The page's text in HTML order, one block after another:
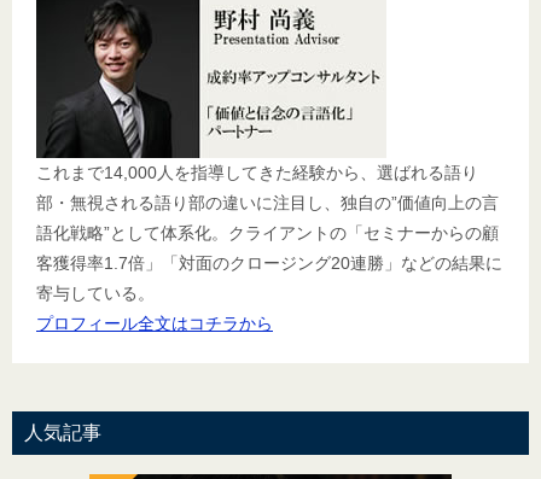
これまで14,000人を指導してきた経験から、選ばれる語り
部・無視される語り部の違いに注目し、独自の”価値向上の言
語化戦略”として体系化。クライアントの「セミナーからの顧
客獲得率1.7倍」「対面のクロージング20連勝」などの結果に
寄与している。
プロフィール全文はコチラから
人気記事